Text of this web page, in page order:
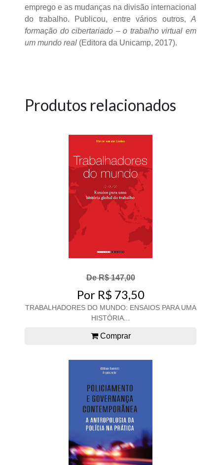
emprego e as mudanças na divisão internacional
do trabalho. Publicou, entre vários outros, A
formação do cibertariado – o trabalho virtual em
um mundo real (Editora da Unicamp, 2017).
Produtos relacionados
De R$ 147,00
Por R$ 73,50
TRABALHADORES DO MUNDO: ENSAIOS PARA UMA
HISTÓRIA...
Comprar